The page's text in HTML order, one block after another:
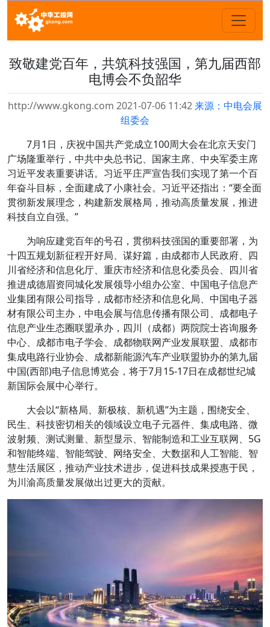
致敬建党百年，共筑科技强国，第九届西部
电博会不负韶华
http://www.gkong.com 2021-07-06 11:42来源：中电会展
组委会
7月1日，庆祝中国共产党成立100周大会在北京天安门
广场隆重举行，中共中央总书记、国家主席、中央军委主席
习近平发表重要讲话。习近平庄严宣告我们实现了第一个百
年奋斗目标，全面建成了小康社会。习近平还指出：“要全面
贯彻新发展理念，构建新发展格局，推动高质量发展，推进
科技自立自强。”
为响应建党百年的号召，贯彻科技强国的重要部署，为
十四五规划新征程开好局、谋好篇，由成都市人民政府、四
川省经济和信息化厅、重庆市经济和信息化委员会、四川省
推进成德眉资同城化发展领导小组办公室、中国电子信息产
业集团有限公司指导，成都市经济和信息化局、中国电子器
材有限公司主办，中电会展与信息传播有限公司、成都电子
信息产业生态圈联盟承办，四川（成都）两院院士咨询服务
中心、成都市电子学会、成都物联网产业发展联盟、成都市
集成电路行业协会、成都新能源汽车产业联盟协办的第九届
中国(西部)电子信息博览会，将于7月15-17日在成都世纪城
新国际会展中心举行。
大会以“新格局、新极核、新机遇”为主题，围绕安全、
民生、科技密切相关的领域设立电子元器件、集成电路、微
波射频、测试测量、新型显示、智能制造和工业互联网、5G
和智能终端、智能驾驶、网络安全、大数据和人工智能、智
慧生活展区，推动产业技术进步，促进科技成果授惠于民，
为川渝高质量发展做出过更大的贡献。